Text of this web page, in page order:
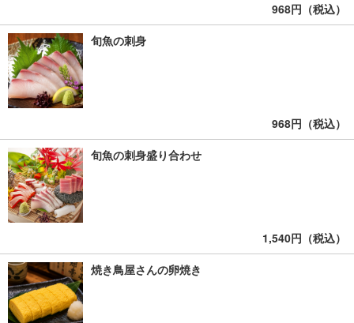
968円（税込）
旬魚の刺身
968円（税込）
旬魚の刺身盛り合わせ
1,540円（税込）
焼き鳥屋さんの卵焼き